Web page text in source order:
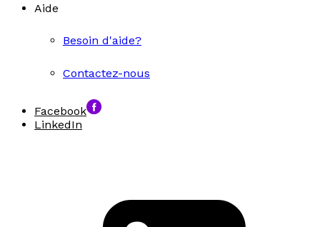
Aide
Besoin d'aide?
Contactez-nous
Facebook
LinkedIn